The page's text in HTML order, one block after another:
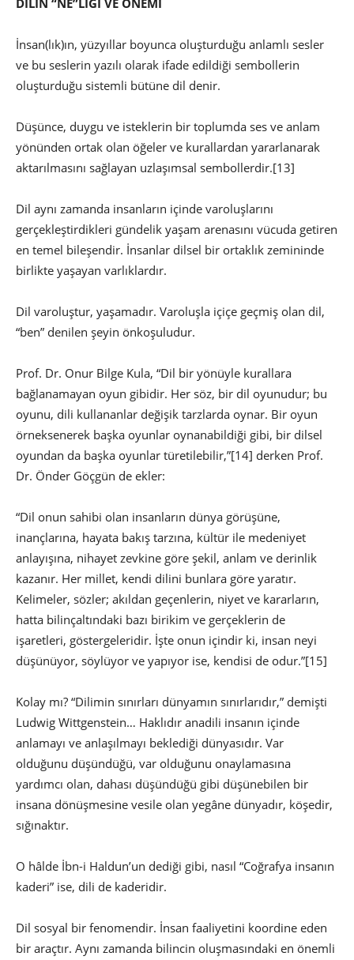
DİLİN “NE”LİĞİ VE ÖNEMİ
İnsan(lık)ın, yüzyıllar boyunca oluşturduğu anlamlı sesler
ve bu seslerin yazılı olarak ifade edildiği sembollerin
oluşturduğu sistemli bütüne dil denir.
Düşünce, duygu ve isteklerin bir toplumda ses ve anlam
yönünden ortak olan öğeler ve kurallardan yararlanarak
aktarılmasını sağlayan uzlaşımsal sembollerdir.[13]
Dil aynı zamanda insanların içinde varoluşlarını
gerçekleştirdikleri gündelik yaşam arenasını vücuda getiren
en temel bileşendir. İnsanlar dilsel bir ortaklık zemininde
birlikte yaşayan varlıklardır.
Dil varoluştur, yaşamadır. Varoluşla içiçe geçmiş olan dil,
“ben” denilen şeyin önkoşuludur.
Prof. Dr. Onur Bilge Kula, “Dil bir yönüyle kurallara
bağlanamayan oyun gibidir. Her söz, bir dil oyunudur; bu
oyunu, dili kullananlar değişik tarzlarda oynar. Bir oyun
örneksenerek başka oyunlar oynanabildiği gibi, bir dilsel
oyundan da başka oyunlar türetilebilir,”[14] derken Prof.
Dr. Önder Göçgün de ekler:
“Dil onun sahibi olan insanların dünya görüşüne,
inançlarına, hayata bakış tarzına, kültür ile medeniyet
anlayışına, nihayet zevkine göre şekil, anlam ve derinlik
kazanır. Her millet, kendi dilini bunlara göre yaratır.
Kelimeler, sözler; akıldan geçenlerin, niyet ve kararların,
hatta bilinçaltındaki bazı birikim ve gerçeklerin de
işaretleri, göstergeleridir. İşte onun içindir ki, insan neyi
düşünüyor, söylüyor ve yapıyor ise, kendisi de odur.”[15]
Kolay mı? “Dilimin sınırları dünyamın sınırlarıdır,” demişti
Ludwig Wittgenstein… Haklıdır anadili insanın içinde
anlamayı ve anlaşılmayı beklediği dünyasıdır. Var
olduğunu düşündüğü, var olduğunu onaylamasına
yardımcı olan, dahası düşündüğü gibi düşünebilen bir
insana dönüşmesine vesile olan yegâne dünyadır, köşedir,
sığınaktır.
O hâlde İbn-i Haldun’un dediği gibi, nasıl “Coğrafya insanın
kaderi” ise, dili de kaderidir.
Dil sosyal bir fenomendir. İnsan faaliyetini koordine eden
bir araçtır. Aynı zamanda bilincin oluşmasındaki en önemli